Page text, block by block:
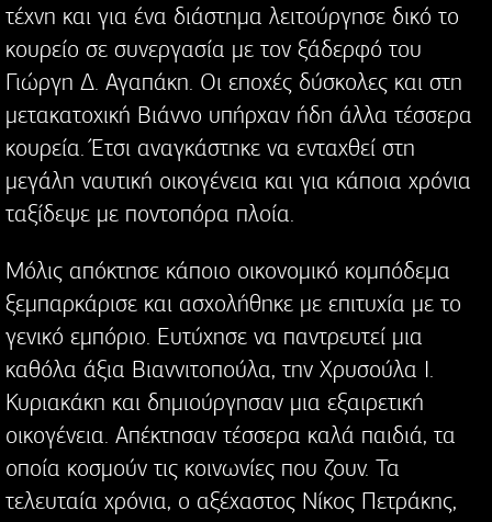
τέχνη και για ένα διάστημα λειτούργησε δικό το
κουρείο σε συνεργασία με τον ξάδερφό του
Γιώργη Δ. Αγαπάκη. Οι εποχές δύσκολες και στη
μετακατοχική Βιάννο υπήρχαν ήδη άλλα τέσσερα
κουρεία. Έτσι αναγκάστηκε να ενταχθεί στη
μεγάλη ναυτική οικογένεια και για κάποια χρόνια
ταξίδεψε με ποντοπόρα πλοία.
Μόλις απόκτησε κάποιο οικονομικό κομπόδεμα
ξεμπαρκάρισε και ασχολήθηκε με επιτυχία με το
γενικό εμπόριο. Ευτύχησε να παντρευτεί μια
καθόλα άξια Βιαννιτοπούλα, την Χρυσούλα Ι.
Κυριακάκη και δημιούργησαν μια εξαιρετική
οικογένεια. Απέκτησαν τέσσερα καλά παιδιά, τα
οποία κοσμούν τις κοινωνίες που ζουν. Τα
τελευταία χρόνια, ο αξέχαστος Νίκος Πετράκης,